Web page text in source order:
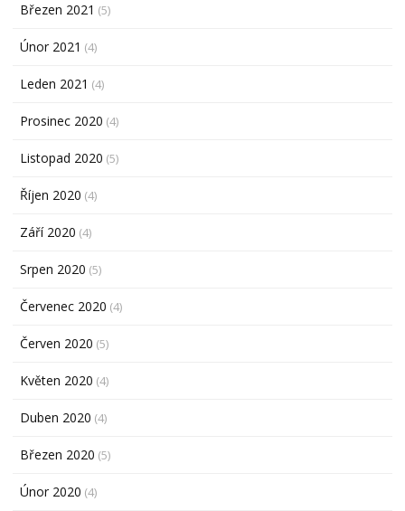
Březen 2021 (5)
Únor 2021 (4)
Leden 2021 (4)
Prosinec 2020 (4)
Listopad 2020 (5)
Říjen 2020 (4)
Září 2020 (4)
Srpen 2020 (5)
Červenec 2020 (4)
Červen 2020 (5)
Květen 2020 (4)
Duben 2020 (4)
Březen 2020 (5)
Únor 2020 (4)